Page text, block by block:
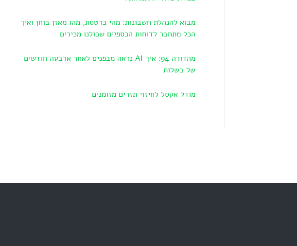
מבוא להנהלת חשבונות: מהי כרטסת, מהו מאזן בוחן ואיך
הכל מתחבר לדוחות הכספיים שכולנו מכירים
מהדורה 94: איך AI נראה מבפנים לאחר ארבעה חודשים
של בשלות
מודל אקסל לחיזוי תזרים מזומנים